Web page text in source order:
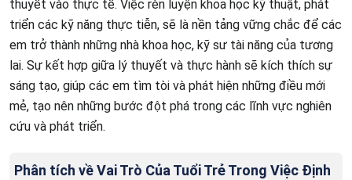
thuyết vào thực tế. Việc rèn luyện khoa học kỹ thuật, phát
triển các kỹ năng thực tiễn, sẽ là nền tảng vững chắc để các
em trở thành những nhà khoa học, kỹ sư tài năng của tương
lai. Sự kết hợp giữa lý thuyết và thực hành sẽ kích thích sự
sáng tạo, giúp các em tìm tòi và phát hiện những điều mới
mẻ, tạo nên những bước đột phá trong các lĩnh vực nghiên
cứu và phát triển.
Phân tích về Vai Trò Của Tuổi Trẻ Trong Việc Định